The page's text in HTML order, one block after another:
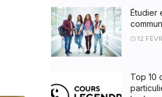
Étudier
12
Top 10